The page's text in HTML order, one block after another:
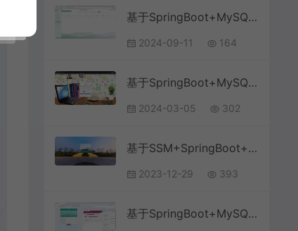
基于SpringBoot+MySQL+Vue.js的《数据库原理及应用》课程平台设计
2024-09-11 164
基于SpringBoot+MySQL+Vue.js的仿慕课网系统
2024-03-05 302
基于SSM+SpringBoot+Layui的校园二手商品交易系统
2023-12-29 393
基于SpringBoot+MySQL+Vue.js的高校社团管理小程序(附论文)